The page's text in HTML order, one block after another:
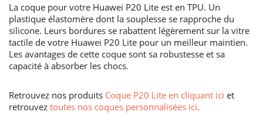
La coque pour votre Huawei P20 Lite est en TPU. Un
plastique élastomère dont la souplesse se rapproche du
silicone. Leurs bordures se rabattent légèrement sur la vitre
tactile de votre Huawei P20 Lite pour un meilleur maintien.
Les avantages de cette coque sont sa robustesse et sa
capacité à absorber les chocs.
Retrouvez nos produits Coque P20 Lite en cliquant ici et
retrouvez toutes nos coques personnalisées ici.